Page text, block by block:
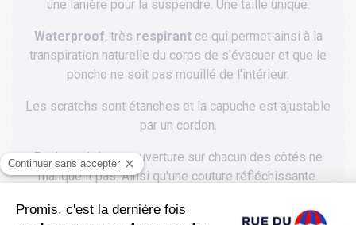
une lanière pour la suspendre. Une taille unique.
Waterproof, très respirantce qui permet ainsi à la
transpiration naturelle du corps de s'évacuer et que le
poncho ne soit pas mouillé de l'intérieur.
Les scratchs sont étanches et la capuche est ajustable
par un cordon.
Poche poitrine et ouverture sur chacun des côtés ne
manquent pas. Ainsi qu'une couture réfléchissante.